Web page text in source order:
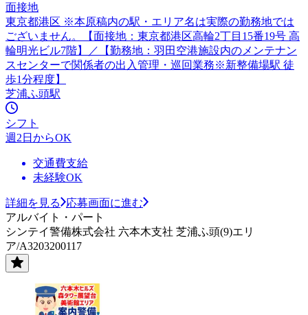
面接地
東京都港区 ※本原稿内の駅・エリア名は実際の勤務地では
ございません。【面接地：東京都港区高輪2丁目15番19号 高
輪明光ビル7階】／【勤務地：羽田空港施設内のメンテナン
スセンターで関係者の出入管理・巡回業務※新整備場駅 徒
歩1分程度】
芝浦ふ頭駅
シフト
週2日からOK
交通費支給
未経験OK
詳細を見る
応募画面に進む
アルバイト・パート
シンテイ警備株式会社 六本木支社 芝浦ふ頭(9)エリ
ア/A3203200117